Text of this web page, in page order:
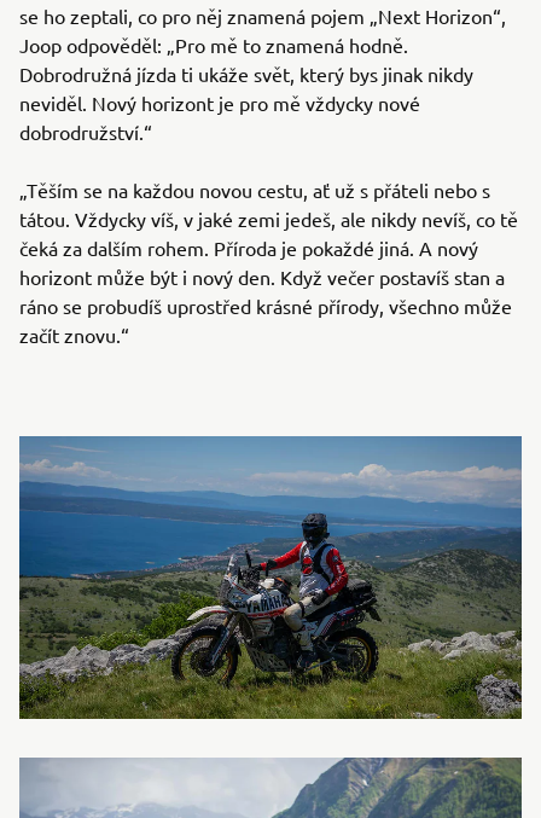
se ho zeptali, co pro něj znamená pojem „Next Horizon“,
Joop odpověděl: „Pro mě to znamená hodně.
Dobrodružná jízda ti ukáže svět, který bys jinak nikdy
neviděl. Nový horizont je pro mě vždycky nové
dobrodružství.“
„Těším se na každou novou cestu, ať už s přáteli nebo s
tátou. Vždycky víš, v jaké zemi jedeš, ale nikdy nevíš, co tě
čeká za dalším rohem. Příroda je pokaždé jiná. A nový
horizont může být i nový den. Když večer postavíš stan a
ráno se probudíš uprostřed krásné přírody, všechno může
začít znovu.“